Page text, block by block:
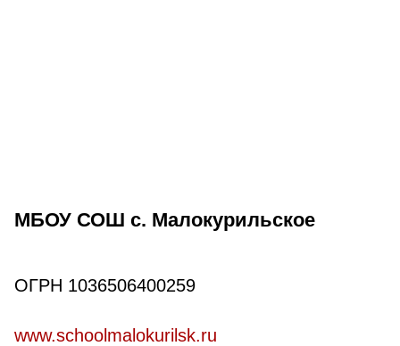
МБОУ СОШ с. Малокурильское
ОГРН 1036506400259
www.schoolmalokurilsk.ru